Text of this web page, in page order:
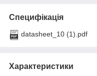
Специфікація
datasheet_10 (1).pdf
Характеристики